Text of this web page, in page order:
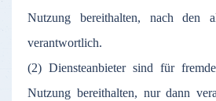
Nutzung bereithalten, nach den
verantwortlich.
(2) Diensteanbieter sind für
Nutzung bereithalten, nur dann